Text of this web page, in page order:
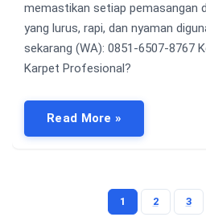
memastikan setiap pemasangan
yang lurus, rapi, dan nyaman
sekarang (WA): 0851-6507-8767
Karpet Profesional?
Read More »
1 2 3